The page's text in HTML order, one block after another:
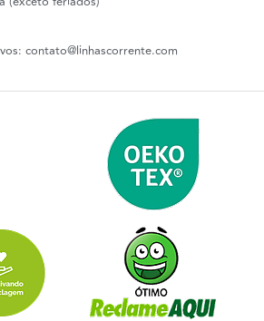
contato@linhascorrente.com